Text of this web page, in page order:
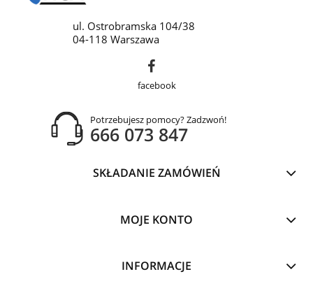
ul. Ostrobramska 104/38
04-118 Warszawa
facebook
Potrzebujesz pomocy? Zadzwoń!
666 073 847
SKŁADANIE ZAMÓWIEŃ
MOJE KONTO
INFORMACJE